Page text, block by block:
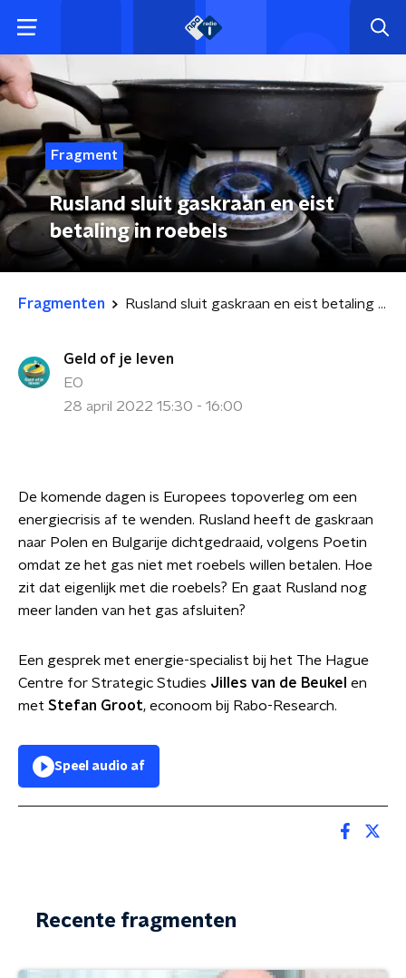
Fragment
Rusland sluit gaskraan en eist
betaling in roebels
Fragmenten Rusland sluit gaskraan en eist betaling in roebels
Geld of je leven
EO
28 april 2022 15:30 - 16:00
De komende dagen is Europees topoverleg om een
energiecrisis af te wenden. Rusland heeft de gaskraan
naar Polen en Bulgarije dichtgedraaid, volgens Poetin
omdat ze het gas niet met roebels willen betalen. Hoe
zit dat eigenlijk met die roebels? En gaat Rusland nog
meer landen van het gas afsluiten?
Een gesprek met energie-specialist bij het The Hague
Centre for Strategic Studies Jilles van de Beukel en
met Stefan Groot, econoom bij Rabo-Research.
Speel audio af
Recente fragmenten